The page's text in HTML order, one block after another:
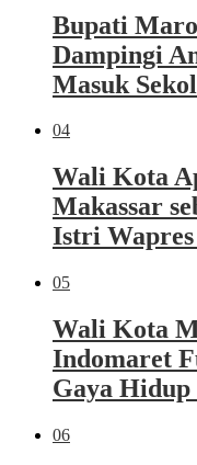
Bupati
Dampingi
Masuk
04
Wali Kota
Makassar
Istri
05
Wali Kota
Indomaret
Gaya Hidup
06